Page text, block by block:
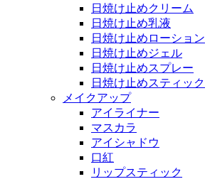
日焼け止めクリーム
日焼け止め乳液
日焼け止めローション
日焼け止めジェル
日焼け止めスプレー
日焼け止めスティック
メイクアップ
アイライナー
マスカラ
アイシャドウ
口紅
リップスティック